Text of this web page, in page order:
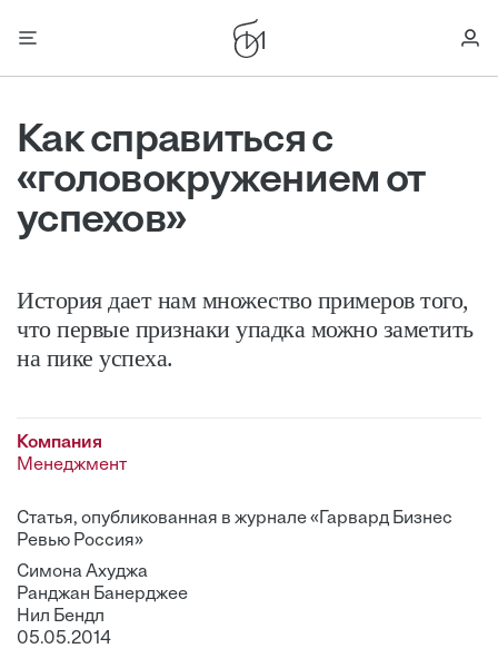
Как справиться с
«головокружением от
успехов»
История дает нам множество примеров того,
что первые признаки упадка можно заметить
на пике успеха.
Компания
Менеджмент
Статья, опубликованная в журнале «Гарвард Бизнес
Ревью Россия»
Симона Ахуджа
Ранджан Банерджее
Нил Бендл
05.05.2014